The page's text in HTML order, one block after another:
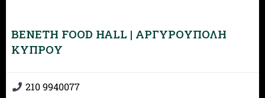
BENETH FOOD HALL | ΑΡΓΥΡΟΥΠΟΛΗ
ΚΥΠΡΟΥ
210 9940077